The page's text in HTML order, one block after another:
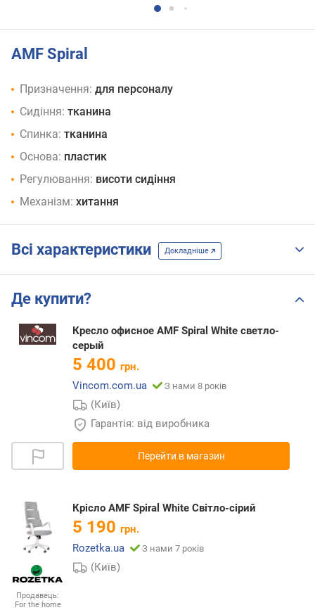
AMF Spiral
Призначення: для персоналу
Сидіння: тканина
Спинка: тканина
Основа: пластик
Регулювання: висоти сидіння
Механізм: хитання
Всі характеристики Докладніше
Де купити?
Кресло офисное AMF Spiral White светло-
серый
5 400 грн.
Vincom.com.ua
З нами 8 років
(Київ)
Гарантія: від виробника
Перейти в магазин
Продавець:
For the home
Крісло AMF Spiral White Світло-сірий
5 190 грн.
Rozetka.ua
З нами 7 років
(Київ)